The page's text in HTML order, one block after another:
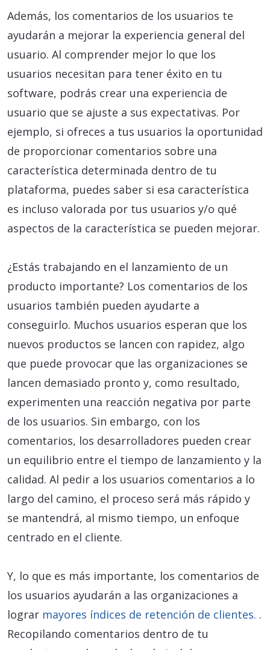
Además, los comentarios de los usuarios te
ayudarán a mejorar la experiencia general del
usuario. Al comprender mejor lo que los
usuarios necesitan para tener éxito en tu
software, podrás crear una experiencia de
usuario que se ajuste a sus expectativas. Por
ejemplo, si ofreces a tus usuarios la oportunidad
de proporcionar comentarios sobre una
característica determinada dentro de tu
plataforma, puedes saber si esa característica
es incluso valorada por tus usuarios y/o qué
aspectos de la característica se pueden mejorar.
¿Estás trabajando en el lanzamiento de un
producto importante? Los comentarios de los
usuarios también pueden ayudarte a
conseguirlo. Muchos usuarios esperan que los
nuevos productos se lancen con rapidez, algo
que puede provocar que las organizaciones se
lancen demasiado pronto y, como resultado,
experimenten una reacción negativa por parte
de los usuarios. Sin embargo, con los
comentarios, los desarrolladores pueden crear
un equilibrio entre el tiempo de lanzamiento y la
calidad. Al pedir a los usuarios comentarios a lo
largo del camino, el proceso será más rápido y
se mantendrá, al mismo tiempo, un enfoque
centrado en el cliente.
Y, lo que es más importante, los comentarios de
los usuarios ayudarán a las organizaciones a
lograr mayores índices de retención de clientes. .
Recopilando comentarios dentro de tu